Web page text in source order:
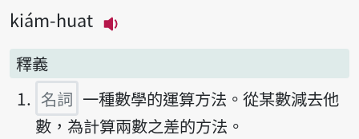
kiám-huat
釋義
名詞 一種數學的運算方法。從某數減去他
數，為計算兩數之差的方法。